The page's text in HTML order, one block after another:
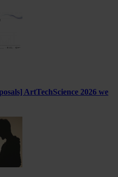
ArtTechScience 2026 we